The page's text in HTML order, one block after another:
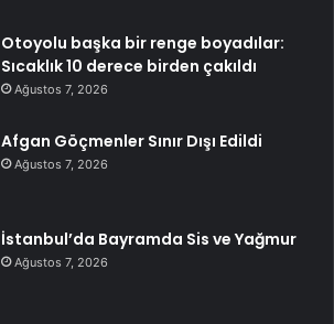
Otoyolu başka bir renge boyadılar:
Sıcaklık 10 derece birden çakıldı
Ağustos 7, 2026
Afgan Göçmenler Sınır Dışı Edildi
Ağustos 7, 2026
İstanbul’da Bayramda Sis ve Yağmur
Ağustos 7, 2026